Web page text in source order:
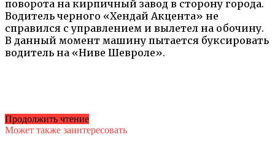
поворота на кирпичный завод в сторону города.
Водитель черного «Хендай Акцента» не
справился с управлением и вылетел на обочину.
В данный момент машину пытается буксировать
водитель на «Ниве Шевроле».
Продолжить чтение
Может также заинтересовать